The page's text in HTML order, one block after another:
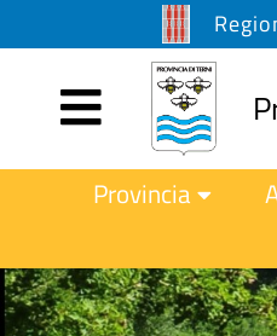
Provincia